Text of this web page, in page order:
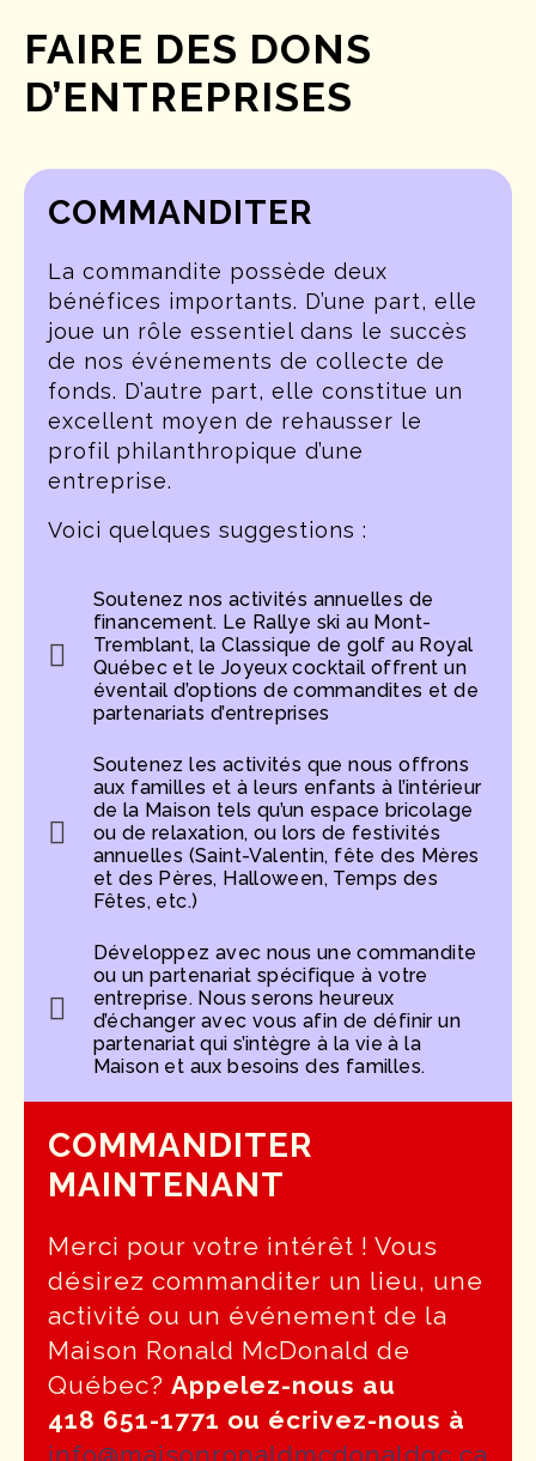
FAIRE DES DONS
D’ENTREPRISES
COMMANDITER
La commandite possède deux
bénéfices importants. D’une part, elle
joue un rôle essentiel dans le succès
de nos événements de collecte de
fonds. D’autre part, elle constitue un
excellent moyen de rehausser le
profil philanthropique d’une
entreprise.
Voici quelques suggestions :
Soutenez nos activités annuelles de
financement. Le Rallye ski au Mont-
Tremblant, la Classique de golf au Royal
Québec et le Joyeux cocktail offrent un
éventail d’options de commandites et de
partenariats d’entreprises
Soutenez les activités que nous offrons
aux familles et à leurs enfants à l’intérieur
de la Maison tels qu’un espace bricolage
ou de relaxation, ou lors de festivités
annuelles (Saint-Valentin, fête des Mères
et des Pères, Halloween, Temps des
Fêtes, etc.)
Développez avec nous une commandite
ou un partenariat spécifique à votre
entreprise. Nous serons heureux
d’échanger avec vous afin de définir un
partenariat qui s’intègre à la vie à la
Maison et aux besoins des familles.
COMMANDITER
MAINTENANT
Merci pour votre intérêt ! Vous
désirez commanditer un lieu, une
activité ou un événement de la
Maison Ronald McDonald de
Québec? Appelez-nous au
418 651-1771 ou écrivez-nous à
info@maisonronaldmcdonaldqc.ca